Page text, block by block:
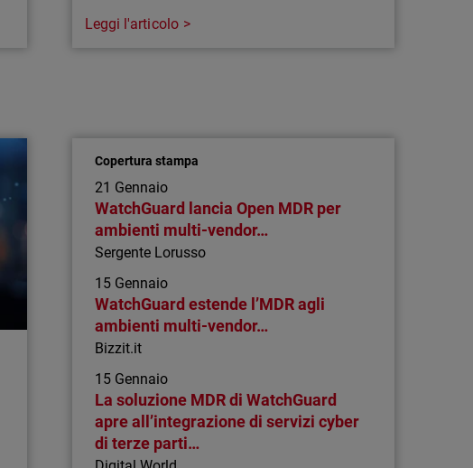
punto di ingresso privilegiato per le minacce e
come proteggere efficacemente i tuoi
endpoint.
Leggi l'articolo
Copertura stampa
21 Gennaio
WatchGuard lancia Open MDR per
ambienti multi-vendor…
Sergente Lorusso
15 Gennaio
WatchGuard estende l’MDR agli
ambienti multi-vendor…
Bizzit.it
15 Gennaio
La soluzione MDR di WatchGuard
apre all’integrazione di servizi cyber
di terze parti…